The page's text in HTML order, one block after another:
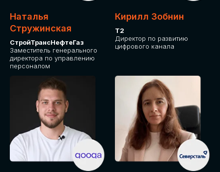
Наталья
Стружинская
СтройТрансНефтеГаз
Заместитель генерального
директора по управлению
персоналом
Кирилл Зобнин
Т2
Директор по развитию
цифрового канала
СРЕДИ ПАРТНЕРОВ
МЕРОПРИЯТИЯ